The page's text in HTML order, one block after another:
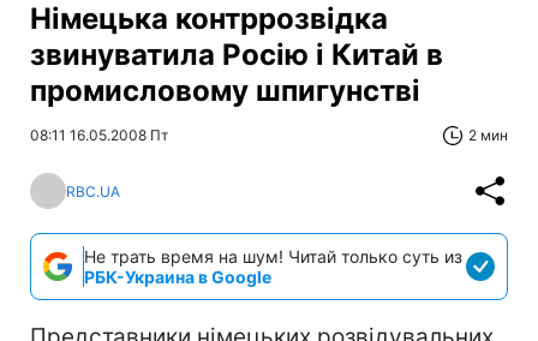
Німецька контррозвідка
звинуватила Росію і Китай в
промисловому шпигунстві
08:11 16.05.2008 Пт 2 мин
RBC.UA
Не трать время на шум! Читай только суть из
РБК-Украина в Google